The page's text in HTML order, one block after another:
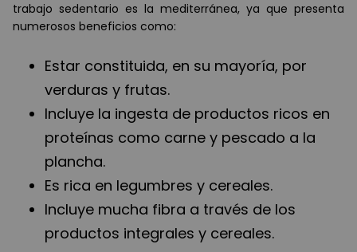
trabajo sedentario es la mediterránea, ya que presenta
numerosos beneficios como:
Estar constituida, en su mayoría, por
verduras y frutas.
Incluye la ingesta de productos ricos en
proteínas como carne y pescado a la
plancha.
Es rica en legumbres y cereales.
Incluye mucha fibra a través de los
productos integrales y cereales.